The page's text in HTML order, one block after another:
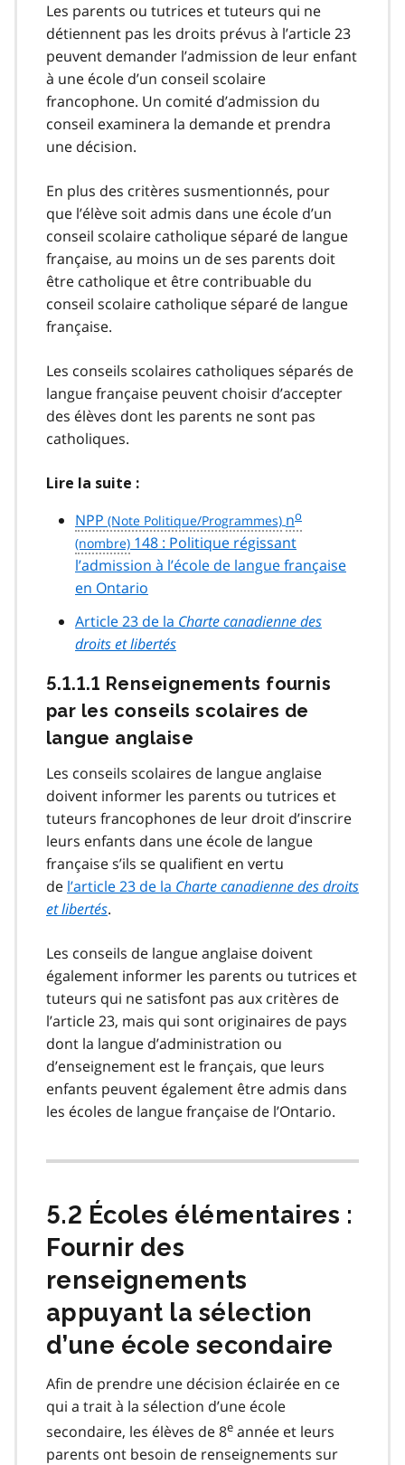
Les parents ou tutrices et tuteurs qui ne
détiennent pas les droits prévus à l’article 23
peuvent demander l’admission de leur enfant
à une école d’un conseil scolaire
francophone. Un comité d’admission du
conseil examinera la demande et prendra
une décision.
En plus des critères susmentionnés, pour
que l’élève soit admis dans une école d’un
conseil scolaire catholique séparé de langue
française, au moins un de ses parents doit
être catholique et être contribuable du
conseil scolaire catholique séparé de langue
française.
Les conseils scolaires catholiques séparés de
langue française peuvent choisir d’accepter
des élèves dont les parents ne sont pas
catholiques.
Lire la suite :
NPP no
148 : Politique régissant
l’admission à l’école de langue française
en Ontario
Article 23 de la Charte canadienne des
droits et libertés
5.1.1.1 Renseignements fournis
par les conseils scolaires de
langue anglaise
Les conseils scolaires de langue anglaise
doivent informer les parents ou tutrices et
tuteurs francophones de leur droit d’inscrire
leurs enfants dans une école de langue
française s’ils se qualifient en vertu
de l’article 23 de la Charte canadienne des droits
et libertés.
Les conseils de langue anglaise doivent
également informer les parents ou tutrices et
tuteurs qui ne satisfont pas aux critères de
l’article 23, mais qui sont originaires de pays
dont la langue d’administration ou
d’enseignement est le français, que leurs
enfants peuvent également être admis dans
les écoles de langue française de l’Ontario.
5.2 Écoles élémentaires :
Fournir des
renseignements
appuyant la sélection
d’une école secondaire
Afin de prendre une décision éclairée en ce
qui a trait à la sélection d’une école
secondaire, les élèves de 8e année et leurs
parents ont besoin de renseignements sur